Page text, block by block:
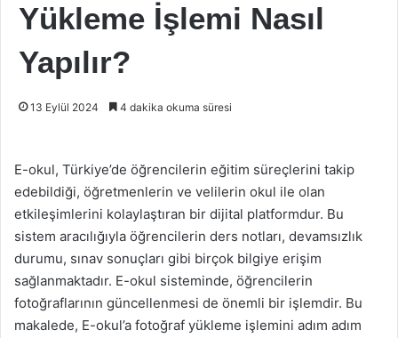
Yükleme İşlemi Nasıl
Yapılır?
13 Eylül 2024 4 dakika okuma süresi
E-okul, Türkiye’de öğrencilerin eğitim süreçlerini takip
edebildiği, öğretmenlerin ve velilerin okul ile olan
etkileşimlerini kolaylaştıran bir dijital platformdur. Bu
sistem aracılığıyla öğrencilerin ders notları, devamsızlık
durumu, sınav sonuçları gibi birçok bilgiye erişim
sağlanmaktadır. E-okul sisteminde, öğrencilerin
fotoğraflarının güncellenmesi de önemli bir işlemdir. Bu
makalede, E-okul’a fotoğraf yükleme işlemini adım adım